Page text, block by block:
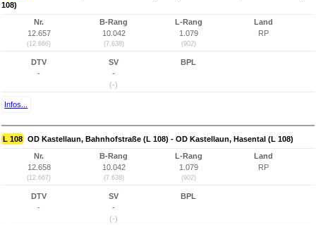
108)
Nr.
12.657
(12.666)
B-Rang
10.042
(7.638)
L-Rang
1.079
(902)
Land
RP
DTV
-
SV
-
(-)
BPL
Infos...
L 108 OD Kastellaun, Bahnhofstraße (L 108) - OD Kastellaun, Hasental (L 108)
Nr.
12.658
(12.667)
B-Rang
10.042
(7.638)
L-Rang
1.079
(902)
Land
RP
DTV
-
SV
-
(-)
BPL